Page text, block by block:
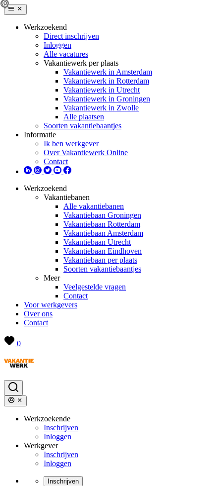
Werkzoekend
Direct inschrijven
Inloggen
Alle vacatures
Vakantiewerk per plaats
Vakantiewerk in Amsterdam
Vakantiewerk in Rotterdam
Vakantiewerk in Utrecht
Vakantiewerk in Groningen
Vakantiewerk in Zwolle
Alle plaatsen
Soorten vakantiebaantjes
Informatie
Ik ben werkgever
Over Vakantiewerk Online
Contact
Werkzoekend
Vakantiebanen
Alle vakantiebanen
Vakantiebaan Groningen
Vakantiebaan Rotterdam
Vakantiebaan Amsterdam
Vakantiebaan Utrecht
Vakantiebaan Eindhoven
Vakantiebaan per plaats
Soorten vakantiebaantjes
Meer
Veelgestelde vragen
Contact
Voor werkgevers
Over ons
Contact
0
Werkzoekende
Inschrijven
Inloggen
Werkgever
Inschrijven
Inloggen
Inschrijven